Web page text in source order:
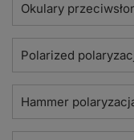
Okulary
Polarized
Hammer